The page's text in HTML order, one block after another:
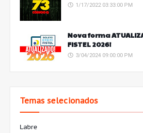
1/17/2022 03:33:00 PM
Nova forma
FISTEL 2026!
3/04/2024 09:00:00 PM
Temas selecionados
Labre